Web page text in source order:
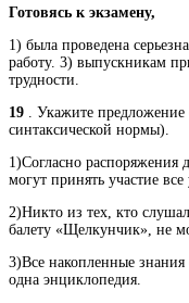
Готовясь к экзамену,
1) была проведена
работу. 3) выпускникам
трудности.
19 . Укажите
синтаксической нормы).
1)Согласно распоряжения
могут принять участие
2)Никто из тех, кто
балету «Щелкунчик», не
3)Все накопленные
одна энциклопедия.